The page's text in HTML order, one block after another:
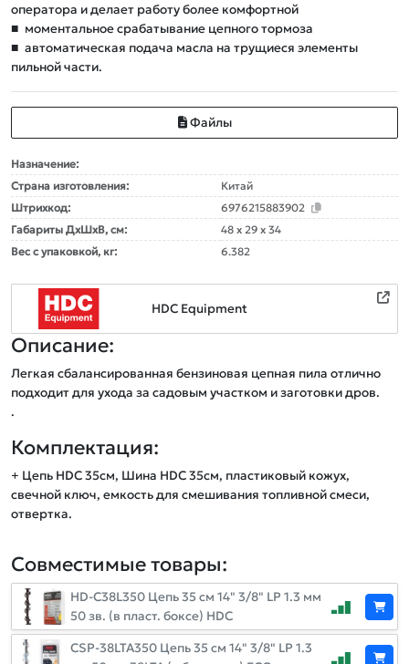
оператора и делает работу более комфортной
■ моментальное срабатывание цепного тормоза
■ автоматическая подача масла на трущиеся элементы
пильной части.
Файлы
Назначение:
Страна изготовления:
Китай
Штрихкод:
6976215883902
Габариты ДxШxВ, см:
48 x 29 x 34
Вес с упаковкой, кг:
6.382
HDC Equipment
Описание:
Легкая сбалансированная бензиновая цепная пила отлично
подходит для ухода за садовым участком и заготовки дров.
.
Комплектация:
+ Цепь HDC 35см, Шина HDC 35см, пластиковый кожух,
cвечной ключ, емкость для смешивания топливной смеси,
отвертка.
Совместимые товары:
HD-C38L350 Цепь 35 см 14" 3/8" LP 1.3 мм
50 зв. (в пласт. боксе) HDC
CSP-38LTA350 Цепь 35 см 14" 3/8" LP 1.3